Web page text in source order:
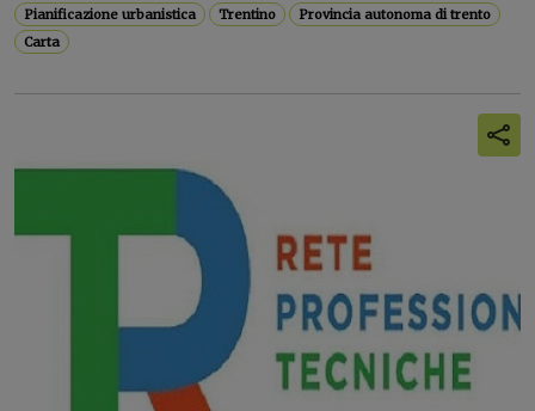
Pianificazione urbanistica Trentino
Provincia autonoma di trento
Carta